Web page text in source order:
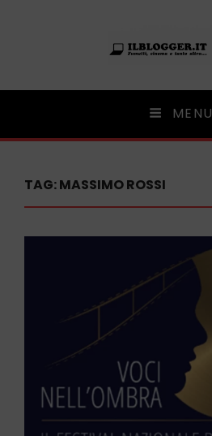
Ilblogger.it
Il portalino di blog | MENU
TAG:MASSIMO ROSSI